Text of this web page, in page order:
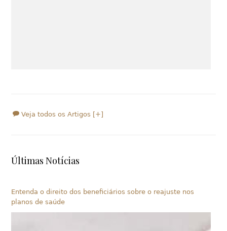
Veja todos os Artigos [+]
Últimas Notícias
Entenda o direito dos beneficiários sobre o reajuste nos
planos de saúde